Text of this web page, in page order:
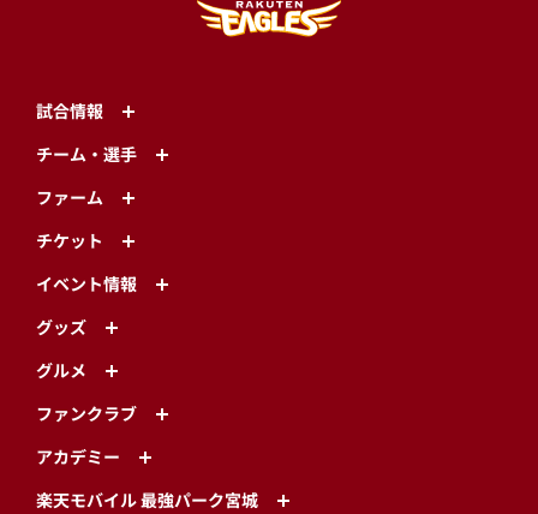
試合情報
チーム・選手
ファーム
チケット
イベント情報
グッズ
グルメ
ファンクラブ
アカデミー
楽天モバイル 最強パーク宮城